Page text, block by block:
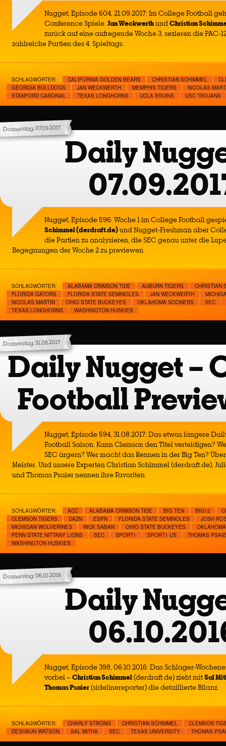
Nugget, Episode 604, 21.09.2017: Im College Football
Conference Spiele.Jan WeckwerthundChristian
zurück auf eine aufregende Woche 3, sezieren die PAC-
zahlreiche Partien des 4. Spieltags.
SCHLAGWÖRTER: CALIFORNIA GOLDEN BEARS CHRISTIAN SCHIMMEL
GEORGIA BULLDOGS
JAN WECKWERTH MEMPHIS TIGERS
NICOLAS
STANFORD CARDINAL
TEXAS LONGHORNS UCLA BRUINS USC TROJANS
Donnerstag, 07.09.2017
Daily
Nugget, Episode 596: Woche 1 im College Football
Schimmel (derdraft.de)und Nugget-Freshman aber
die Partien zu analysieren, die SEC genau unter die
Begegnungen der Woche 2 zu previewen.
SCHLAGWÖRTER: ALABAMA CRIMSON TIDE AUBURN TIGERS
CHRISTIAN
FLORIDA GATORS
FLORIDA STATE SEMINOLES JAN WECKWERTH
NICOLAS MARTIN
OHIO STATE BUCKEYES OKLAHOMA SOONERS
SEC
TEXAS LONGHORNS
WASHINGTON HUSKIES
Donnerstag, 31.08.2017
Daily Nugget –
Football
Nugget, Episode 594, 31.08.2017: Das etwas längere
Football Saison. Kann Clemson den Titel verteidigen?
SEC ärgern? Wer macht das Rennen in der Big Ten?
Meister. Und unsere Experten Christian Schimmel (derdraft.de),
und Thomas Psaier nennen ihre Favoriten.
SCHLAGWÖRTER: ACC ALABAMA CRIMSON TIDE BIG TEN BIG12
CLEMSON TIGERS
DAZN ESPN FLORIDA STATE SEMINOLES
JOSH
MICHIGAN WOLVERINES
NICK SABAN OHIO STATE BUCKEYES
PENN STATE NITTANY LIONS
SEC SPORT1 SPORT1 US
THOMAS
WASHINGTON HUSKIES
Donnerstag, 06.10.2016
Daily
Nugget, Episode 398, 06.10.2016: Das Schlager-
vorbei – Christian Schimmel(derdraft.de) zieht mitSal
Thomas Psaier(sidelinereporter) die detaillierte Bilanz.
SCHLAGWÖRTER: CHARLY STRONG CHRISTIAN SCHIMMEL
CLEMSON
DESHAUN WATSON
SAL MITHA SEC TEXAS UNIVERSITY THOMAS